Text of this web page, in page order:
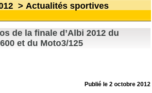
> Actualités sportives
de la finale d’Albi 2012 du
et du Moto3/125
Publié le2 octobre 2012